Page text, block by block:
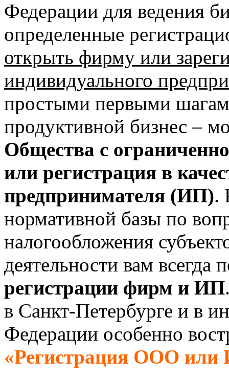
Федерации для ведения
определенные
открыть фирму или
индивидуального
простыми первыми
продуктивной бизнес –
Общества с
или регистрация в
предпринимателя (ИП).
нормативной базы по
налогообложения
деятельности вам
регистрации фирм и ИП
в Санкт-Петербурге и в
Федерации особенно
«Регистрация ООО